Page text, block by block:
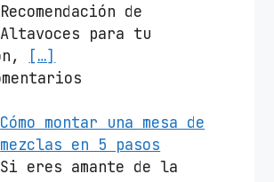
Recomendación de
Altavoces para tu
[…]
Cómo montar una mesa de
mezclas en 5 pasos
Si eres amante de la